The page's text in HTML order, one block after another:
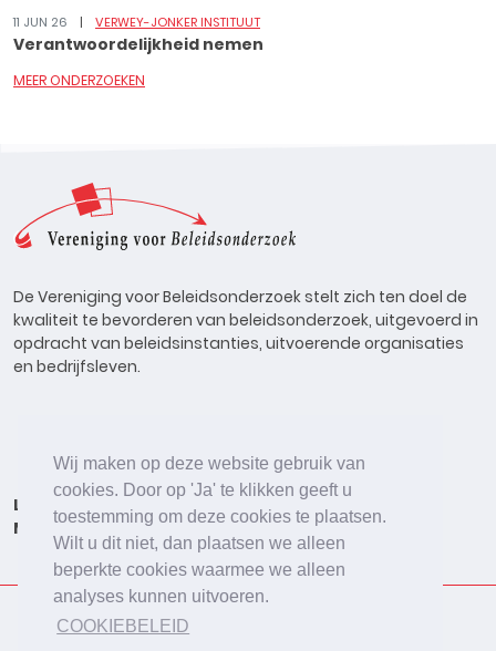
Wij maken op deze website gebruik van
cookies. Door op 'Ja' te klikken geeft u
toestemming om deze cookies te plaatsen.
Wilt u dit niet, dan plaatsen we alleen
beperkte cookies waarmee we alleen
analyses kunnen uitvoeren.
COOKIEBELEID
11 JUN 26 VERWEY-JONKER INSTITUUT
Verantwoordelijkheid nemen
MEER ONDERZOEKEN
De Vereniging voor Beleidsonderzoek stelt zich ten doel de
kwaliteit te bevorderen van beleidsonderzoek, uitgevoerd in
opdracht van beleidsinstanties, uitvoerende organisaties
en bedrijfsleven.
Lid worden Onderzoeken Agenda
Vacatures
Meldpunt Beleidsonderzoek Online